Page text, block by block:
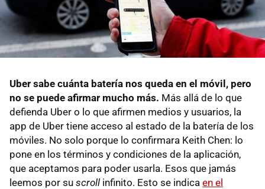
Uber sabe cuánta batería nos queda en el móvil, pero
no se puede afirmar mucho más. Más allá de lo que
defienda Uber o lo que afirmen medios y usuarios, la
app de Uber tiene acceso al estado de la batería de los
móviles. No solo porque lo confirmara Keith Chen: lo
pone en los términos y condiciones de la aplicación,
que aceptamos para poder usarla. Esos que jamás
leemos por su scroll infinito. Esto se indica en el